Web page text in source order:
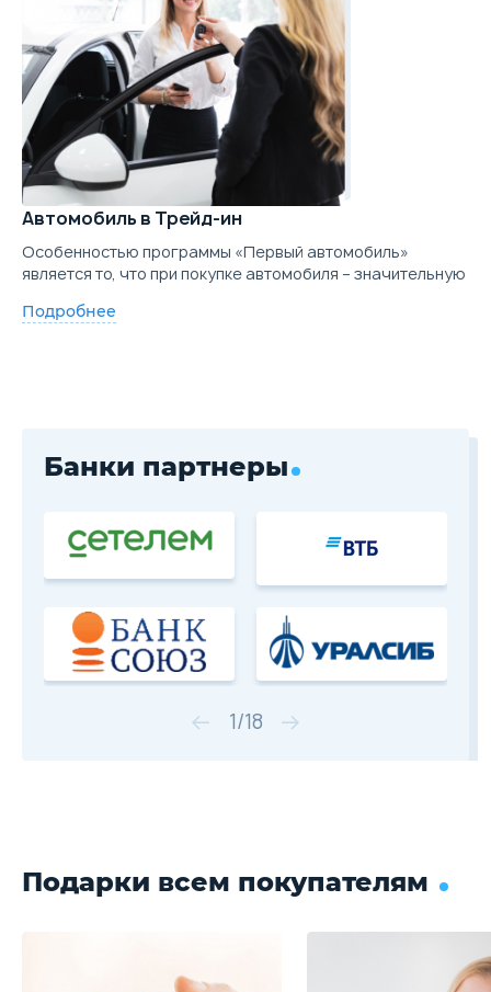
Автомобиль в Трейд-ин
Особенностью программы «Первый автомобиль»
является то, что при покупке автомобиля – значительную
Подробнее
Банки партнеры
1/18
Подарки всем покупателям